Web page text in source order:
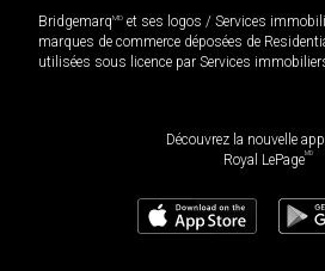
BridgemarqMD et ses logos / Services
marques de commerce déposées de
utilisées sous licence par Services
Découvrez la nouvelle
Royal LePageMD